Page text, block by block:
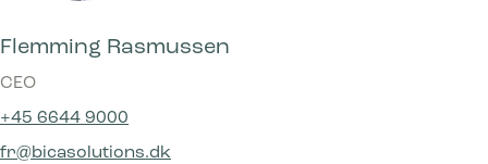
Flemming Rasmussen
CEO
+45 6644 9000
fr@bicasolutions.dk